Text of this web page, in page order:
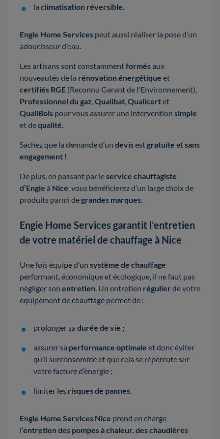
la climatisation réversible.
Engie Home Services peut aussi réaliser la pose d’un
adoucisseur d’eau.
Les artisans sont constammentformésaux
nouveautés de la rénovation énergétique et
certifiés RGE (Reconnu Garant de l'Environnement),
Professionnel du gaz Qualibat Qualicertet
QualiBois pour vous assurer une intervention simple
et dequalité
Sachez que la demande d’un devisestgratuite etsans
engagement !
De plus, en passant par leservice chauffagiste
d’Engie à Nice , vous bénéficierez d’un large choix de
produits parmi degrandes marques.
Engie Home Services garantit l’entretien
de votre matériel de chauffage à Nice
Une fois équipé d’un système de chauffage
performant, économique et écologique, il ne faut pas
négliger son entretien . Un entretien régulier de votre
équipement de chauffage permet de :
prolonger sa durée de vie ;
assurer sa performance optimale et donc éviter
qu’il surconsomme et que cela se répercute sur
votre facture d’énergie ;
limiter les risques de pannes.
Engie Home Services Nice prend en charge
l’entretien des pompes à chaleur, des chaudières